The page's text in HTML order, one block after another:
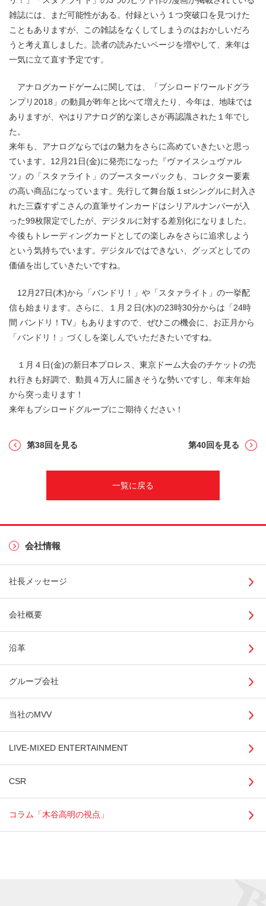
雑誌には、まだ可能性がある。付録という１つ突破口を見つけた
こともありますが、この雑誌をなくしてしまうのはおかしいだろ
うと考え直しました。読者の読みたいページを増やして、来年は
一気に立て直す予定です。
アナログカードゲームに関しては、「ブシロードワールドグラ
ンプリ2018」の動員が昨年と比べて増えたり、今年は、地味では
ありますが、やはりアナログ的な楽しさが再認識された１年でし
た。
来年も、アナログならではの魅力をさらに高めていきたいと思っ
ています。12月21日(金)に発売になった『ヴァイスシュヴァル
ツ』の「スタァライト」のブースターパックも、コレクター要素
の高い商品になっています。先行して舞台版１stシングルに封入さ
れた三森すずこさんの直筆サインカードはシリアルナンバーが入
った99枚限定でしたが、デジタルに対する差別化になりました。
今後もトレーディングカードとしての楽しみをさらに追求しよう
という気持ちでいます。デジタルではできない、グッズとしての
価値を出していきたいですね。
12月27日(木)から「バンドリ！」や「スタァライト」の一挙配
信も始まります。さらに、１月２日(水)の23時30分からは「24時
間 バンドリ！TV」もありますので、ぜひこの機会に、お正月から
「バンドリ！」づくしを楽しんでいただきたいですね。
１月４日(金)の新日本プロレス、東京ドーム大会のチケットの売
れ行きも好調で、動員４万人に届きそうな勢いですし、年末年始
から突っ走ります！
来年もブシロードグループにご期待ください！
第38回を見る
一覧に戻る
第40回を見る
会社情報
社長メッセージ
会社概要
沿革
グループ会社
当社のMVV
LIVE-MIXED ENTERTAINMENT
CSR
コラム「木谷高明の視点」